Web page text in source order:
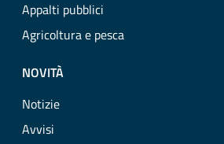
Appalti pubblici
Agricoltura e pesca
NOVITÀ
Notizie
Avvisi